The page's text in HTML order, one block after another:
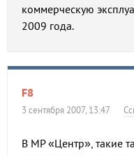
коммерческую
2009 года.
F8
3 сентября 2007, 13:47
В МР «Центр», такие